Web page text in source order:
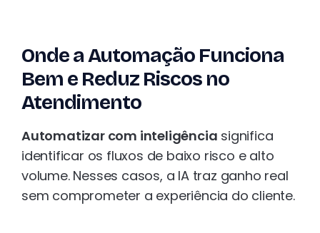
Onde a Automação Funciona
Bem e Reduz Riscos no
Atendimento
Automatizar com inteligência significa
identificar os fluxos de baixo risco e alto
volume. Nesses casos, a IA traz ganho real
sem comprometer a experiência do cliente.